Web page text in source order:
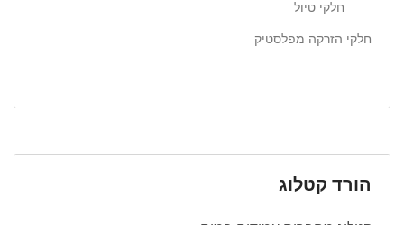
חלקי טיול
חלקי הזרקה מפלסטיק
הורד קטלוג